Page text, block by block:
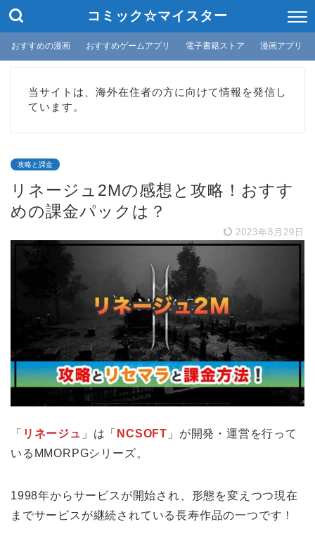
コミック☆マイスター
おすすめの漫画 おすすめゲームアプリ 電子書籍ストア 漫画アプリ
当サイトは、海外在住者の方に向けて情報を発信し
ています。
攻略と課金
リネージュ2Mの感想と攻略！おすす
めの課金パックは？
2023年8月29日
「 リネージュ 」は「 NCSOFT 」が開発・運営を行って
いるMMORPGシリーズ。
1998年からサービスが開始され、形態を変えつつ現在
までサービスが継続されている長寿作品の一つです！